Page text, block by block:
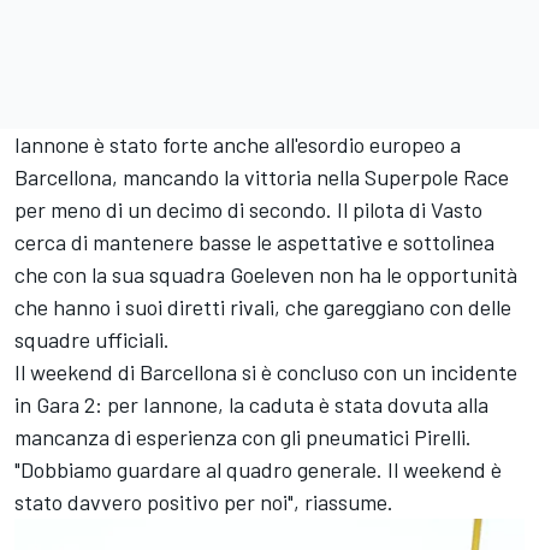
Iannone è stato forte anche all'esordio europeo a
Barcellona, mancando la vittoria nella Superpole Race
per meno di un decimo di secondo. Il pilota di Vasto
cerca di mantenere basse le aspettative e sottolinea
che con la sua squadra Goeleven non ha le opportunità
che hanno i suoi diretti rivali, che gareggiano con delle
squadre ufficiali.
Il weekend di Barcellona si è concluso con un incidente
in Gara 2: per Iannone, la caduta è stata dovuta alla
mancanza di esperienza con gli pneumatici Pirelli.
"Dobbiamo guardare al quadro generale. Il weekend è
stato davvero positivo per noi", riassume.